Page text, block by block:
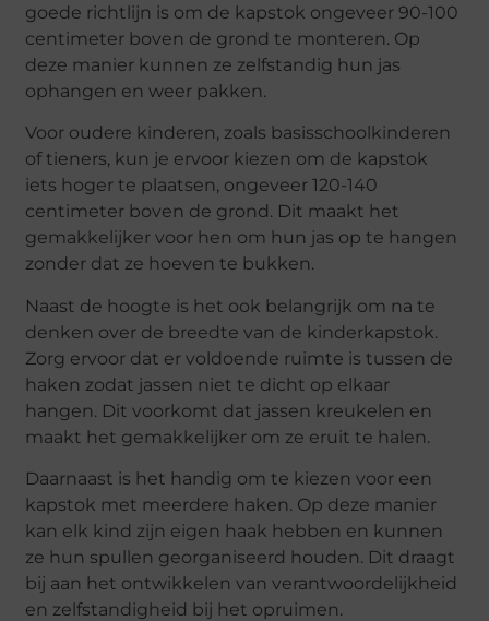
goede richtlijn is om de kapstok ongeveer 90-100
centimeter boven de grond te monteren. Op
deze manier kunnen ze zelfstandig hun jas
ophangen en weer pakken.
Voor oudere kinderen, zoals basisschoolkinderen
of tieners, kun je ervoor kiezen om de kapstok
iets hoger te plaatsen, ongeveer 120-140
centimeter boven de grond. Dit maakt het
gemakkelijker voor hen om hun jas op te hangen
zonder dat ze hoeven te bukken.
Naast de hoogte is het ook belangrijk om na te
denken over de breedte van de kinderkapstok.
Zorg ervoor dat er voldoende ruimte is tussen de
haken zodat jassen niet te dicht op elkaar
hangen. Dit voorkomt dat jassen kreukelen en
maakt het gemakkelijker om ze eruit te halen.
Daarnaast is het handig om te kiezen voor een
kapstok met meerdere haken. Op deze manier
kan elk kind zijn eigen haak hebben en kunnen
ze hun spullen georganiseerd houden. Dit draagt
bij aan het ontwikkelen van verantwoordelijkheid
en zelfstandigheid bij het opruimen.